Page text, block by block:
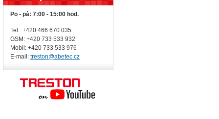
Po - pá: 7:00 - 15:00 hod.
Tel.: +420 466 670 035
GSM: +420 733 533 932
Mobil: +420 733 533 976
E-mail: treston@abetec.cz